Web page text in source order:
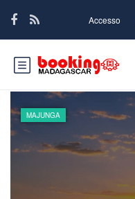
Accesso
MAJUNGA